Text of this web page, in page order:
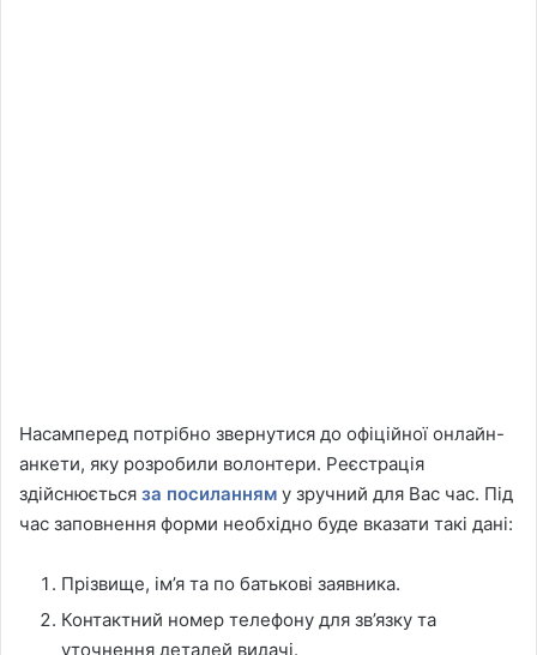
Насамперед потрібно звернутися до офіційної онлайн-
анкети, яку розробили волонтери. Реєстрація
здійснюється за посиланням у зручний для Вас час. Під
час заповнення форми необхідно буде вказати такі дані:
Прізвище, ім’я та по батькові заявника.
Контактний номер телефону для зв’язку та
уточнення деталей видачі.